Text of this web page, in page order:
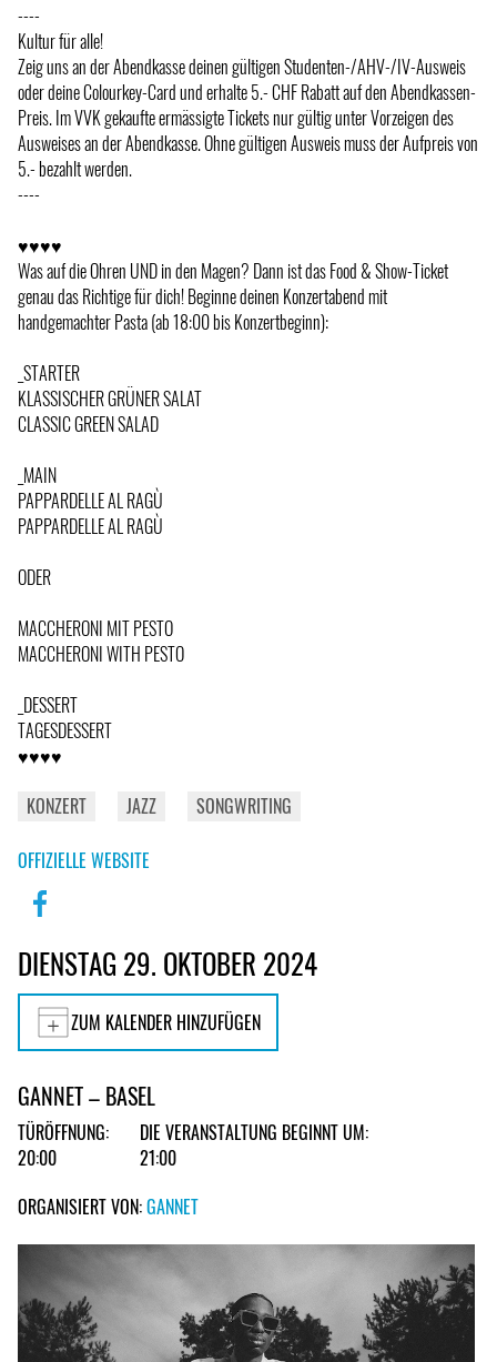
----
Kultur für alle!
Zeig uns an der Abendkasse deinen gültigen Studenten-/AHV-/IV-Ausweis
oder deine Colourkey-Card und erhalte 5.- CHF Rabatt auf den Abendkassen-
Preis. Im VVK gekaufte ermässigte Tickets nur gültig unter Vorzeigen des
Ausweises an der Abendkasse. Ohne gültigen Ausweis muss der Aufpreis von
5.- bezahlt werden.
----
♥♥♥♥
Was auf die Ohren UND in den Magen? Dann ist das Food & Show-Ticket
genau das Richtige für dich! Beginne deinen Konzertabend mit
handgemachter Pasta (ab 18:00 bis Konzertbeginn):
_STARTER
KLASSISCHER GRÜNER SALAT
CLASSIC GREEN SALAD
_MAIN
PAPPARDELLE AL RAGÙ
PAPPARDELLE AL RAGÙ
ODER
MACCHERONI MIT PESTO
MACCHERONI WITH PESTO
_DESSERT
TAGESDESSERT
♥♥♥♥
KONZERT
JAZZ SONGWRITING
OFFIZIELLE WEBSITE
DIENSTAG 29. OKTOBER 2024
ZUM KALENDER HINZUFÜGEN
GANNET – BASEL
TÜRÖFFNUNG:
20:00
DIE VERANSTALTUNG BEGINNT UM:
21:00
ORGANISIERT VON:GANNET